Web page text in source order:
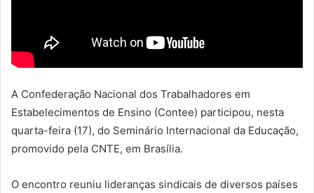
A Confederação Nacional dos Trabalhadores em
Estabelecimentos de Ensino (Contee) participou, nesta
quarta-feira (17), do Seminário Internacional da Educação,
promovido pela CNTE, em Brasília.
O encontro reuniu lideranças sindicais de diversos países